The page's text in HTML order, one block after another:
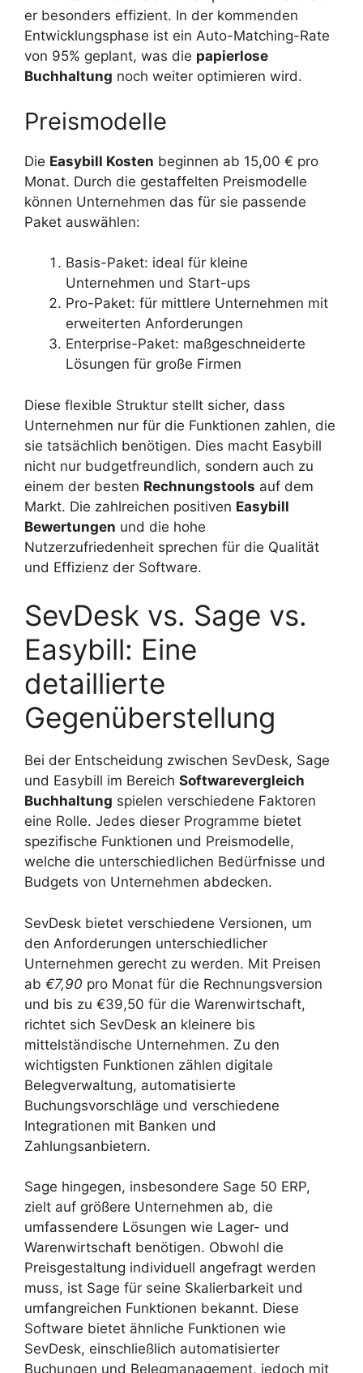
er besonders effizient. In der kommenden
Entwicklungsphase ist ein Auto-Matching-Rate
von 95% geplant, was die papierlose
Buchhaltung noch weiter optimieren wird.
Preismodelle
Die Easybill Kosten beginnen ab 15,00 € pro
Monat. Durch die gestaffelten Preismodelle
können Unternehmen das für sie passende
Paket auswählen:
Basis-Paket: ideal für kleine
Unternehmen und Start-ups
Pro-Paket: für mittlere Unternehmen mit
erweiterten Anforderungen
Enterprise-Paket: maßgeschneiderte
Lösungen für große Firmen
Diese flexible Struktur stellt sicher, dass
Unternehmen nur für die Funktionen zahlen, die
sie tatsächlich benötigen. Dies macht Easybill
nicht nur budgetfreundlich, sondern auch zu
einem der besten Rechnungstools auf dem
Markt. Die zahlreichen positiven Easybill
Bewertungen und die hohe
Nutzerzufriedenheit sprechen für die Qualität
und Effizienz der Software.
SevDesk vs. Sage vs.
Easybill: Eine
detaillierte
Gegenüberstellung
Bei der Entscheidung zwischen SevDesk, Sage
und Easybill im Bereich Softwarevergleich
Buchhaltung spielen verschiedene Faktoren
eine Rolle. Jedes dieser Programme bietet
spezifische Funktionen und Preismodelle,
welche die unterschiedlichen Bedürfnisse und
Budgets von Unternehmen abdecken.
SevDesk bietet verschiedene Versionen, um
den Anforderungen unterschiedlicher
Unternehmen gerecht zu werden. Mit Preisen
ab €7,90 pro Monat für die Rechnungsversion
und bis zu €39,50 für die Warenwirtschaft,
richtet sich SevDesk an kleinere bis
mittelständische Unternehmen. Zu den
wichtigsten Funktionen zählen digitale
Belegverwaltung, automatisierte
Buchungsvorschläge und verschiedene
Integrationen mit Banken und
Zahlungsanbietern.
Sage hingegen, insbesondere Sage 50 ERP,
zielt auf größere Unternehmen ab, die
umfassendere Lösungen wie Lager- und
Warenwirtschaft benötigen. Obwohl die
Preisgestaltung individuell angefragt werden
muss, ist Sage für seine Skalierbarkeit und
umfangreichen Funktionen bekannt. Diese
Software bietet ähnliche Funktionen wie
SevDesk, einschließlich automatisierter
Buchungen und Belegmanagement, jedoch mit